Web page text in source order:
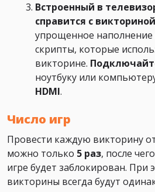
Встроенный в
справится с викториной
упрощенное
скрипты, которые
викторине.
ноутбуку или
HDMI.
Число игр
Провести каждую викторину
можно только 5 раз, после
игре будет заблокирован. При
викторины всегда будут